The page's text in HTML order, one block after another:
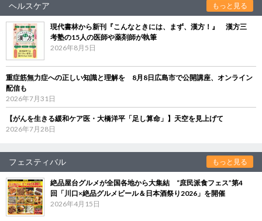
ヘルスケア もっと見る
現代書林から新刊『こんなときには、まず、漢方！』 漢方三
考塾の15人の医師や薬剤師が執筆
2026年8月5日
重症筋無力症への正しい知識と理解を 8月8日広島市で公開講座、オンライン
配信も
2026年7月31日
【がんを生きる緩和ケア医・大橋洋平「足し算命」】天空を見上げて
2026年7月28日
フェスティバル もっと見る
絶品屋台グルメが全国各地から大集結 “庶民派食フェス”第4
回「川口×絶品グルメビール＆日本酒祭り2026」を開催
2026年4月15日